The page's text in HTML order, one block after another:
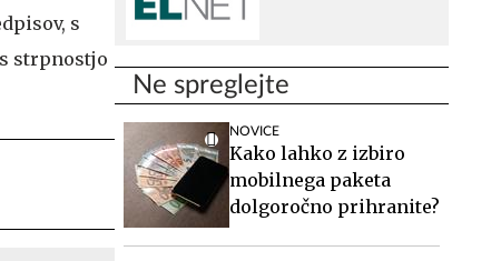
s
strpnostjo
Ne spreglejte
NOVICE
Kako lahko z izbiro
mobilnega paketa
dolgoročno prihranite?